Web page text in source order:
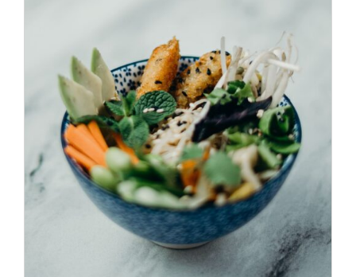
ADD TO CART / DÉTAILS